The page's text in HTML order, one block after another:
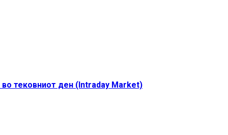
тековниот ден (Intraday Market)